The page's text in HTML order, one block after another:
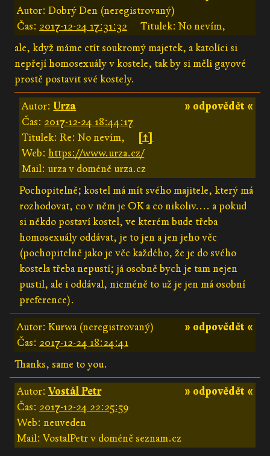
Autor: Dobrý Den (neregistrovaný)
Čas: 2017-12-24 17:31:32
Titulek: No nevím,
ale, když máme ctít soukromý majetek, a katolíci si
nepřejí homosexuály v kostele, tak by si měli gayové
prostě postavit své kostely.
» odpovědět «
Autor:Urza
Čas: 2017-12-24 18:44:17
Titulek: Re: No nevím,
[↑]
Web:https://www.urza.cz/
Mail: urza v doméně urza.cz
Pochopitelně; kostel má mít svého majitele, který má
rozhodovat, co v něm je OK a co nikoliv.... a pokud
si někdo postaví kostel, ve kterém bude třeba
homosexuály oddávat, je to jen a jen jeho věc
(pochopitelně jako je věc každého, že je do svého
kostela třeba nepustí; já osobně bych je tam nejen
pustil, ale i oddával, nicméně to už je jen má osobní
preference).
» odpovědět «
Autor: Kurwa (neregistrovaný)
Čas: 2017-12-24 18:24:41
Thanks, same to you.
» odpovědět «
Autor:Vostál Petr
Čas: 2017-12-24 22:25:59
Web: neuveden
Mail: VostalPetr v doméně seznam.cz